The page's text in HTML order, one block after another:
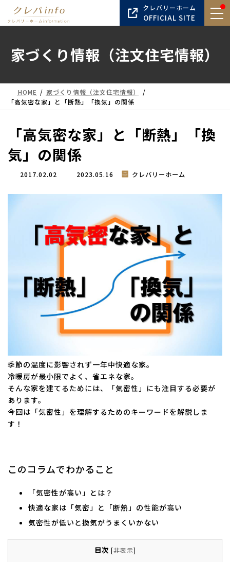
テ
キ
ゲ
に
クレバリーホーム
OFFICIAL SITE
家づくり情報（注文住宅情報）
HOME
家づくり情報（注文住宅情報）
「高気密な家」と「断熱」「換気」の関係
「高気密な家」と「断熱」「換
気」の関係
2017.02.02
最
更
:
2023.05.16 クレバリーホーム
季節の温度に影響されず一年中快適な家。
冷暖房が最小限でよく、省エネな家。
そんな家を建てるためには、「気密性」にも注目する必要が
あります。
今回は「気密性」を理解するためのキーワードを解説しま
す！
このコラムでわかること
「気密性が高い」とは？
快適な家は「気密」と「断熱」の性能が高い
気密性が低いと換気がうまくいかない
目次 [非表示]